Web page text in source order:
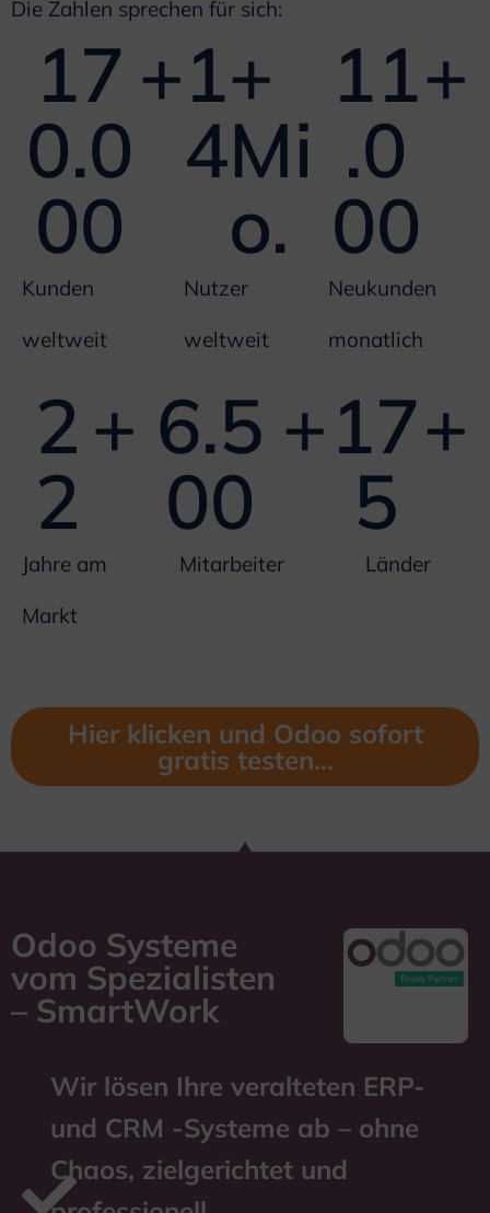
Die Zahlen sprechen für sich:
Kunden
weltweit
17
0.0
00
+
Nutzer
weltweit
1
4
+
Mi
o.
Neukunden
monatlich
11
.0
00
+
Jahre am
Markt
2
2
+
Mitarbeiter
6.5
00
+
Länder
17
5
+
Hier klicken und Odoo sofort
gratis testen...
Odoo Systeme
vom Spezialisten
– SmartWork
Wir lösen Ihre veralteten ERP-
und CRM -Systeme ab – ohne
Chaos, zielgerichtet und